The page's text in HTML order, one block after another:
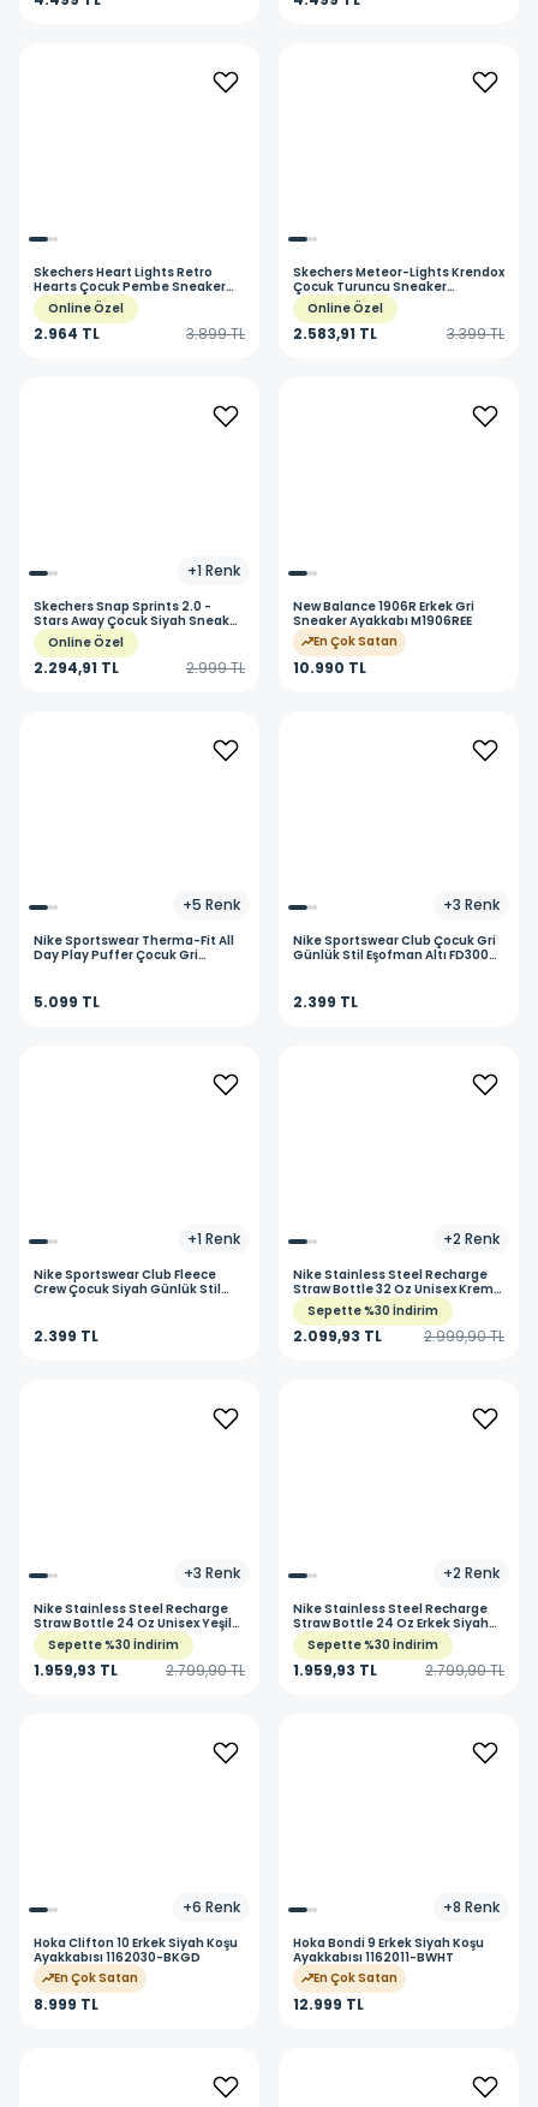
SkechersHeart Lights Retro
Hearts Çocuk Pembe Sneaker
Ayakkabı 302689L LPMT
Online Özel
2.964 TL 3.899 TL
SkechersMeteor-Lights Krendox
Çocuk Turuncu Sneaker
Ayakkabı 401495L NVOR
Online Özel
2.583,91 TL 3.399 TL
+1 Renk
SkechersSnap Sprints 2.0 -
Stars Away Çocuk Siyah Sneaker
Ayakkabı 303518L BKMT
Online Özel
2.294,91 TL 2.999 TL
New Balance1906R Erkek Gri
Sneaker Ayakkabı M1906REE
En Çok Satan
10.990 TL
+5 Renk
NikeSportswear Therma-Fit All
Day Play Puffer Çocuk Gri
5.099 TL
+3 Renk
NikeSportswear Club Çocuk Gri
Günlük Stil Eşofman Altı FD3008-
2.399 TL
+1 Renk
NikeSportswear Club Fleece
Crew Çocuk Siyah Günlük Stil
2.399 TL
+2 Renk
NikeStainless Steel Recharge
Straw Bottle 32 Oz Unisex Krem
Çelik Antrenman Suluk
N.101.3814.237.32
Sepette %30 İndirim
2.099,93 TL 2.999,90 TL
+3 Renk
NikeStainless Steel Recharge
Straw Bottle 24 Oz Unisex Yeşil
Çelik Antrenman Suluk
N.101.3805.012.24
Sepette %30 İndirim
1.959,93 TL 2.799,90 TL
+2 Renk
NikeStainless Steel Recharge
Straw Bottle 24 Oz Erkek Siyah
Çelik Antrenman Suluk
N.101.3795.091.24
Sepette %30 İndirim
1.959,93 TL 2.799,90 TL
+6 Renk
HokaClifton 10 Erkek Siyah Koşu
Ayakkabısı 1162030-BKGD
En Çok Satan
8.999 TL
+8 Renk
HokaBondi 9 Erkek Siyah Koşu
Ayakkabısı 1162011-BWHT
En Çok Satan
12.999 TL